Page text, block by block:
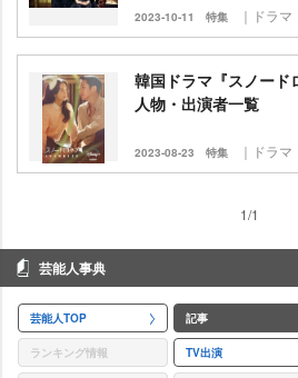
2023-10-11 特集 ｜ドラマ
韓国ドラマ『スノード
人物・出演者一覧
2023-08-23 特集 ｜ドラマ
1/1
芸能人事典
芸能人TOP 記事
ランキング情報 TV出演